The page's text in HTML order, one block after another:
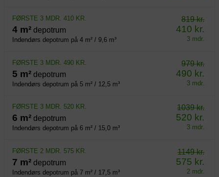
FØRSTE 3 MDR. 410 KR.
4 m² depotrum
Indendørs depotrum på 4 m² / 9,6 m³
819 kr.
410 kr.
3 mdr.
FØRSTE 3 MDR. 490 KR.
5 m² depotrum
Indendørs depotrum på 5 m² / 12,5 m³
979 kr.
490 kr.
3 mdr.
FØRSTE 3 MDR. 520 KR.
6 m² depotrum
Indendørs depotrum på 6 m² / 15,0 m³
1039 kr.
520 kr.
3 mdr.
FØRSTE 2 MDR. 575 KR.
7 m² depotrum
Indendørs depotrum på 7 m² / 17,5 m³
1149 kr.
575 kr.
2 mdr.